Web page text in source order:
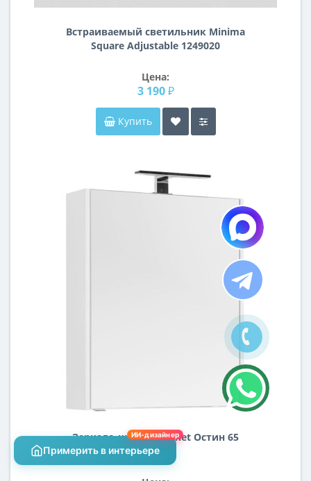
Встраиваемый светильник Minima
Square Adjustable 1249020
Цена:
3 190 ₽
Купить
Зеркало-шкаф Aquanet Остин 65
белый
Примерить в интерьере
ИИ-дизайнер